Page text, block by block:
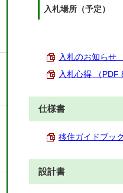
入札場所（予定）
入札のお知らせ
入札心得 （PDF
仕様書
移住ガイドブッ
設計書